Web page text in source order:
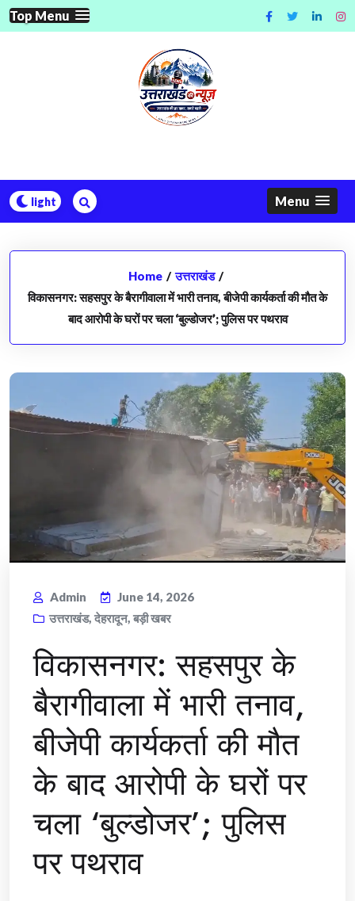
Skip
to
Top Menu
Menu
Home / उत्तराखंड /
विकासनगर: सहसपुर के बैरागीवाला में भारी तनाव, बीजेपी कार्यकर्ता की मौत के
बाद आरोपी के घरों पर चला ‘बुल्डोजर’; पुलिस पर पथराव
Admin
June 14, 2026
उत्तराखंड, देहरादून, बड़ी खबर
विकासनगर: सहसपुर के
बैरागीवाला में भारी तनाव,
बीजेपी कार्यकर्ता की मौत
के बाद आरोपी के घरों पर
चला ‘बुल्डोजर’; पुलिस
पर पथराव